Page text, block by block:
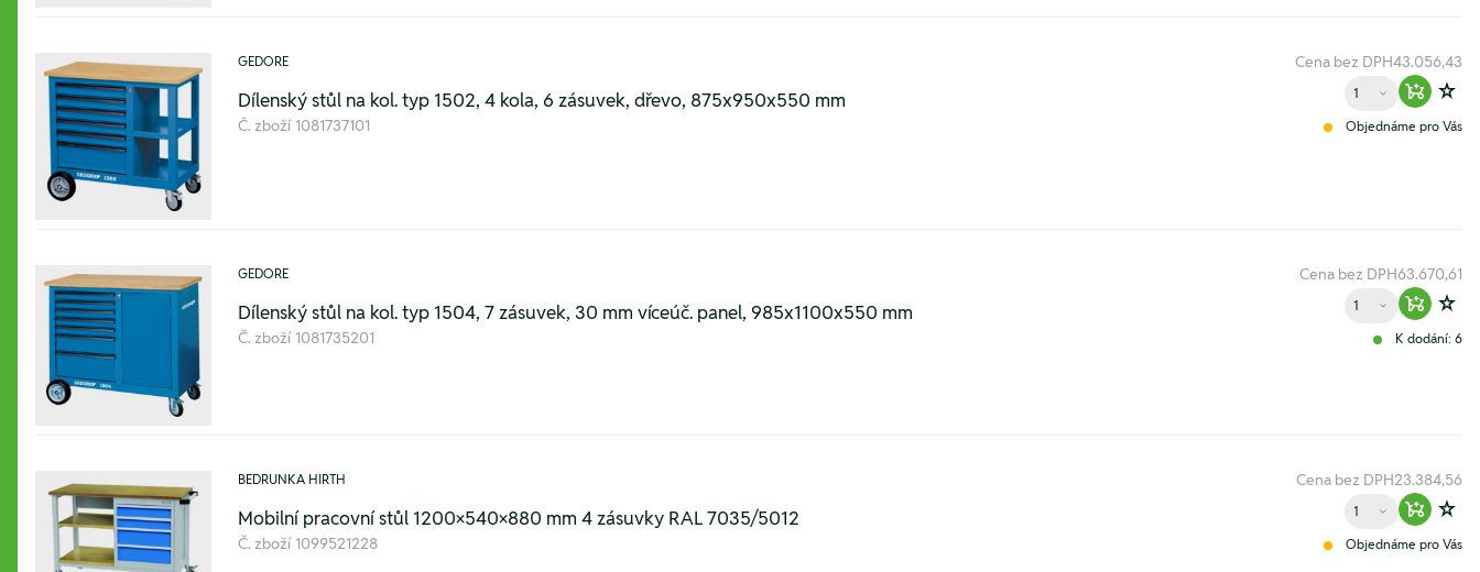
GEDORE
Dílenský stůl na kol. typ 1502, 4 kola, 6 zásuvek, dřevo, 875x950x550 mm
Č. zboží 1081737101
Cena bez DPH43.056,43
Množství
Zur
Objednáme pro Vás
GEDORE
Dílenský stůl na kol. typ 1504, 7 zásuvek, 30 mm víceúč. panel, 985x1100x550 mm
Č. zboží 1081735201
Cena bez DPH63.670,61
Množství
Zur
K dodání: 6
BEDRUNKA HIRTH
Mobilní pracovní stůl 1200×540×880 mm 4 zásuvky RAL 7035/5012
Č. zboží 1099521228
Cena bez DPH23.384,56
Množství
Zur
Objednáme pro Vás